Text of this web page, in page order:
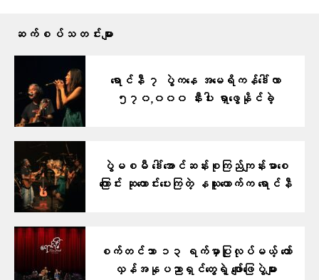
ဆက်စပ်သတင်းများ
ရောင်နီ ၇ ပွဲကနေ အမေရိကန်ဒေါ်လာ
၅၇၀,၀၀၀ နီးပါး ရှာဖွေနိုင်ခဲ့
ပွဲမစမီ ဒေါ်အောင်ဆန်းစုကြည်ကျန်းမာစေ
ကြောင်း ဆုတောင်းပေးကြတဲ့ နယူးယောက်က ရောင်နီ
စက်တင်ဘာ ၁၃ ရက်မှာပြုလုပ်မယ့် တော်
လှန်အနုပညာရှင်တွေရဲ့ ဖျော်ဖြေပွဲများ